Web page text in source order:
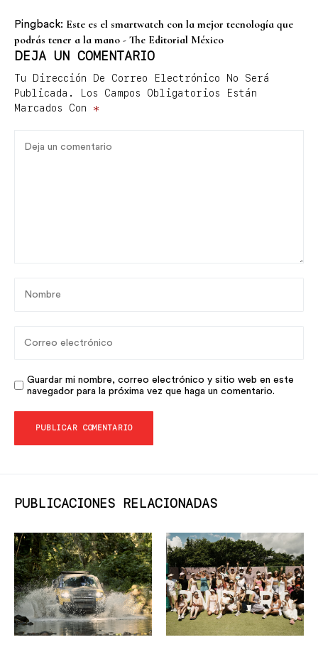
Pingback: Este es el smartwatch con la mejor tecnología que
podrás tener a la mano - The Editorial México
DEJA UN COMENTARIO
Tu Dirección De Correo Electrónico No Será
Publicada.
Los Campos Obligatorios Están
Marcados Con *
Guardar mi nombre, correo electrónico y sitio web en este
navegador para la próxima vez que haga un comentario.
PUBLICACIONES RELACIONADAS